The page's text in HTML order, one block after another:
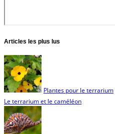
Articles les plus lus
Plantes pour le terrarium
Le terrarium et le caméléon